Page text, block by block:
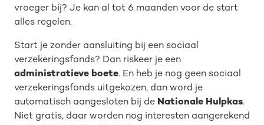
vroeger bij? Je kan al tot 6 maanden voor de start
alles regelen.
Start je zonder aansluiting bij een sociaal
verzekeringsfonds? Dan riskeer je een
administratieve boete. En heb je nog geen sociaal
verzekeringsfonds uitgekozen, dan word je
automatisch aangesloten bij de Nationale Hulpkas.
Niet gratis, daar worden nog interesten aangerekend